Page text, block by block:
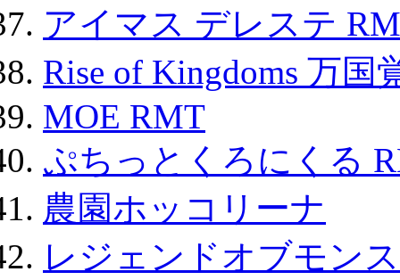
アイマス デレステ
Rise of Kingdoms 万
MOE RMT
ぷちっとくろにくる
農園ホッコリーナ
レジェンドオブモン